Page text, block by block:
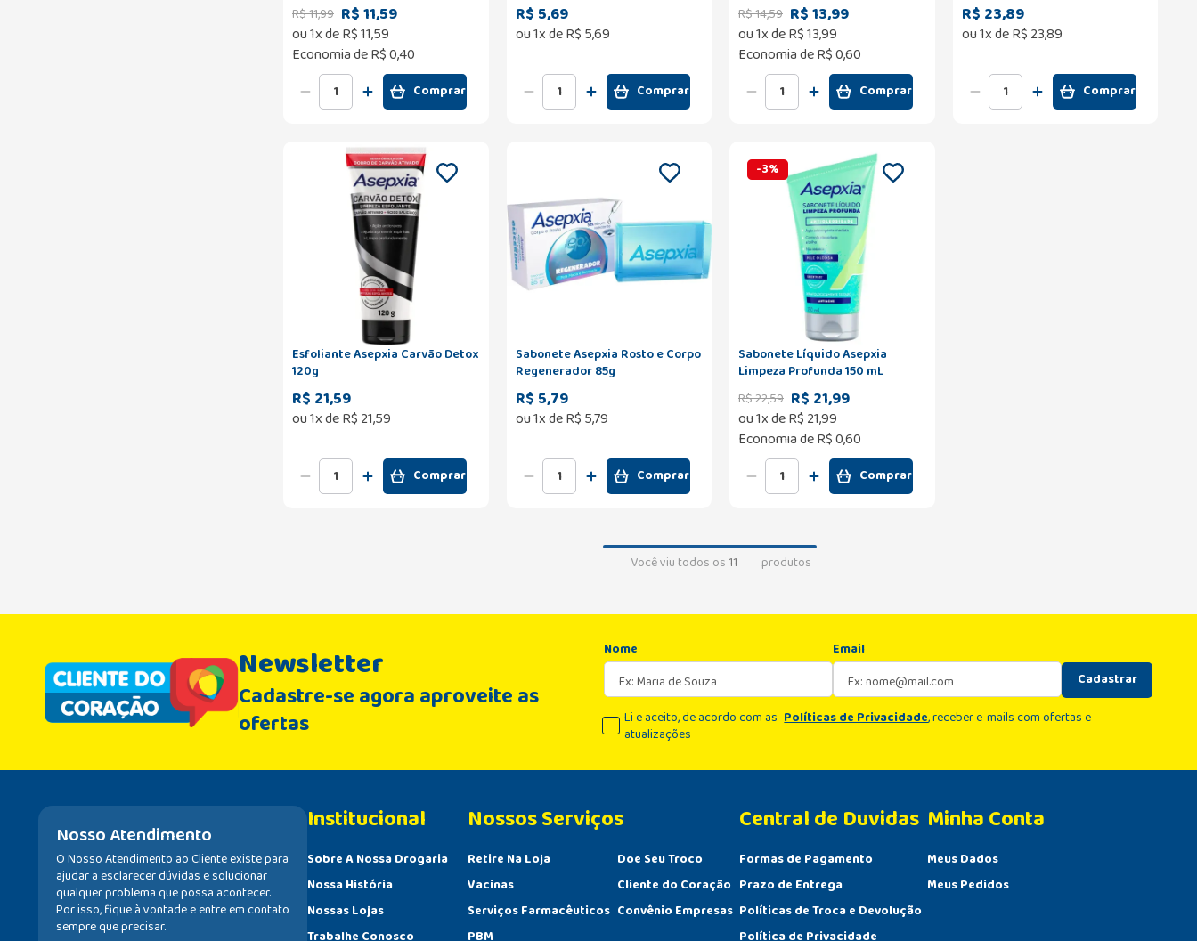
R$11,99 R$ 11,59
ou1x deR$11,59
Economia deR$ 0,40
Comprar
R$ 5,69
ou1x deR$ 5,69
Comprar
R$14,59 R$ 13,99
ou1x deR$13,99
Economia deR$ 0,60
Comprar
R$ 23,89
ou1x deR$ 23,89
Comprar
Esfoliante Asepxia Carvão Detox
120g
R$ 21,59
ou1x deR$ 21,59
Comprar
Sabonete Asepxia Rosto e Corpo
Regenerador 85g
R$ 5,79
ou1x deR$ 5,79
Comprar
-3%
Sabonete Líquido Asepxia
Limpeza Profunda 150 mL
R$22,59 R$ 21,99
ou1x deR$ 21,99
Economia deR$ 0,60
Comprar
Você viu todos os11 produtos
Newsletter
Cadastre-se agora aproveite as
ofertas
Nome
Email
Cadastrar
Li e aceito, de acordo com as Políticas de Privacidade, receber e-mails com ofertas e
atualizações
Nosso Atendimento
O Nosso Atendimento ao Cliente existe para
ajudar a esclarecer dúvidas e solucionar
qualquer problema que possa acontecer.
Por isso, fique à vontade e entre em contato
sempre que precisar.
Institucional
Sobre A Nossa Drogaria
Nossa História
Nossas Lojas
Trabalhe Conosco
Retire Na Loja
Vacinas
Serviços Farmacêuticos
PBM
Doe Seu Troco
Cliente do Coração
Convênio Empresas
Central de Duvidas
Formas de Pagamento
Prazo de Entrega
Políticas de Troca e Devolução
Política de Privacidade
Minha Conta
Meus Dados
Meus Pedidos